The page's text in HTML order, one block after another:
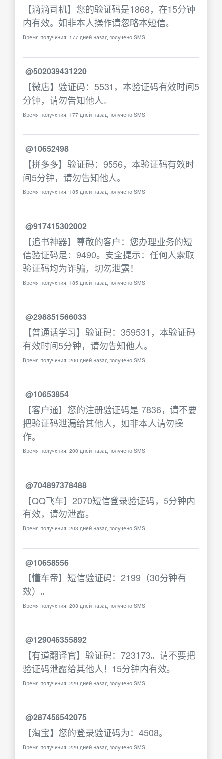
【滴滴司机】您的验证码是1868，在15分钟
内有效。如非本人操作请忽略本短信。
Время получения: 177 дней назад получено SMS
@502039431220
【微店】验证码：5531，本验证码有效时间5
分钟，请勿告知他人。
Время получения: 177 дней назад получено SMS
@10652498
【拼多多】验证码：9556，本验证码有效时
间5分钟，请勿告知他人。
Время получения: 185 дней назад получено SMS
@917415302002
【追书神器】尊敬的客户：您办理业务的短
信验证码是：9490。安全提示：任何人索取
验证码均为诈骗，切勿泄露！
Время получения: 185 дней назад получено SMS
@298851566033
【普通话学习】验证码：359531，本验证码
有效时间5分钟，请勿告知他人。
Время получения: 200 дней назад получено SMS
@10653854
【客户通】您的注册验证码是 7836，请不要
把验证码泄漏给其他人，如非本人请勿操
作。
Время получения: 200 дней назад получено SMS
@704897378488
【QQ飞车】2070短信登录验证码，5分钟内
有效，请勿泄露。
Время получения: 203 дней назад получено SMS
@10658556
【懂车帝】短信验证码：2199（30分钟有
效）。
Время получения: 203 дней назад получено SMS
@129046355892
【有道翻译官】验证码：723173。请不要把
验证码泄露给其他人！15分钟内有效。
Время получения: 229 дней назад получено SMS
@287456542075
【淘宝】您的登录验证码为：4508。
Время получения: 229 дней назад получено SMS